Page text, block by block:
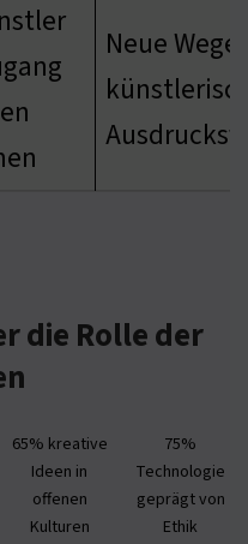
Neue Wege
die Rolle der
65% kreative
Ideen in
offenen
Kulturen
75%
Technologie
geprägt von
Ethik